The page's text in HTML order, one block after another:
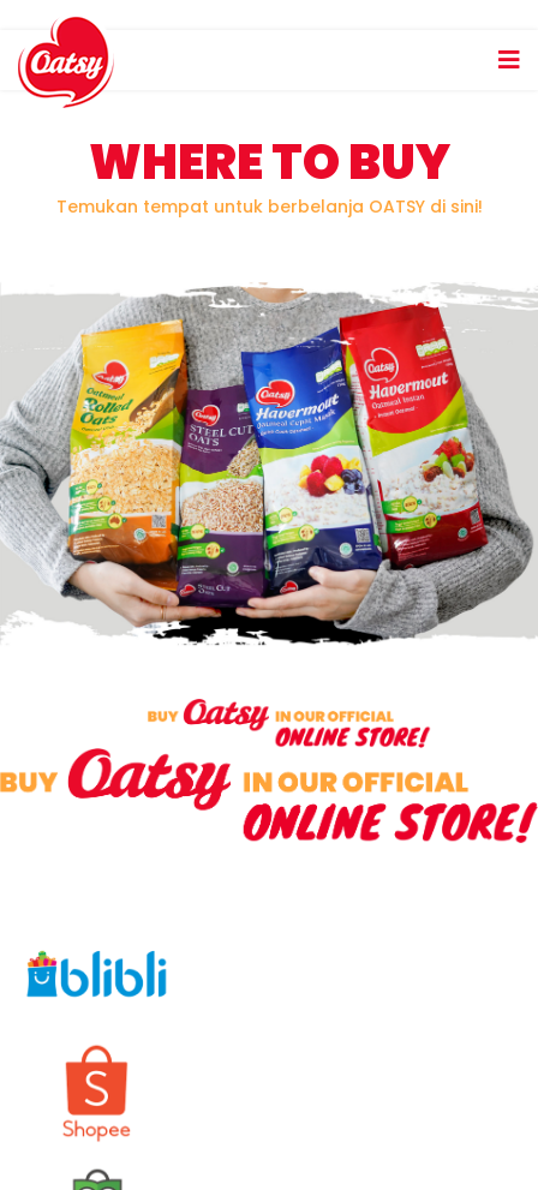
WHERE TO BUY
Temukan tempat untuk berbelanja OATSY di sini!